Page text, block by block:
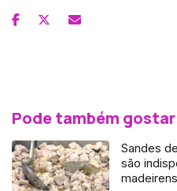
Pode também gostar
Sandes
são